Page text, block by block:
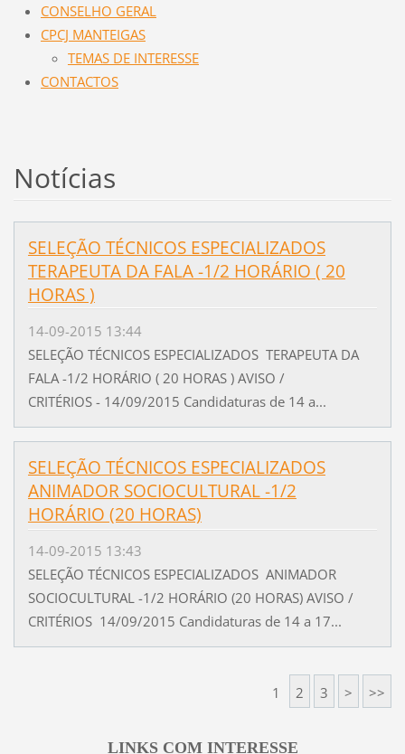
CONSELHO GERAL
CPCJ MANTEIGAS
TEMAS DE INTERESSE
CONTACTOS
Notícias
SELEÇÃO TÉCNICOS ESPECIALIZADOS
TERAPEUTA DA FALA -1/2 HORÁRIO ( 20
HORAS )
14-09-2015 13:44
SELEÇÃO TÉCNICOS ESPECIALIZADOS TERAPEUTA DA
FALA -1/2 HORÁRIO ( 20 HORAS ) AVISO /
CRITÉRIOS - 14/09/2015 Candidaturas de 14 a...
SELEÇÃO TÉCNICOS ESPECIALIZADOS
ANIMADOR SOCIOCULTURAL -1/2
HORÁRIO (20 HORAS)
14-09-2015 13:43
SELEÇÃO TÉCNICOS ESPECIALIZADOS ANIMADOR
SOCIOCULTURAL -1/2 HORÁRIO (20 HORAS) AVISO /
CRITÉRIOS 14/09/2015 Candidaturas de 14 a 17...
1 2 3 > >>
LINKS COM INTERESSE